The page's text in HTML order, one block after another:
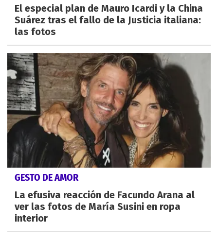
El especial plan de Mauro Icardi y la China
Suárez tras el fallo de la Justicia italiana:
las fotos
GESTO DE AMOR
La efusiva reacción de Facundo Arana al
ver las fotos de María Susini en ropa
interior